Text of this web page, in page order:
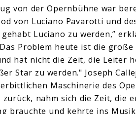
von der Opernbühne war
von Luciano Pavarotti und
Luciano zu werden,”
Problem heute ist die
hat nicht die Zeit, die Leiter
Star zu werden." Joseph
Maschinerie des
nahm sich die Zeit, die
brauchte und kehrte ins